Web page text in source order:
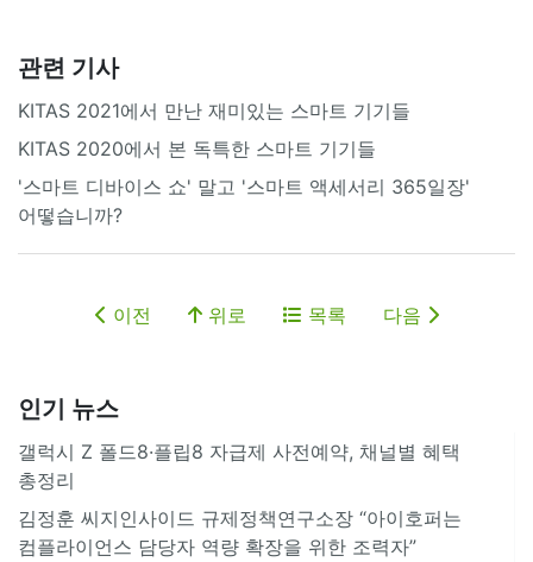
관련 기사
KITAS 2021에서 만난 재미있는 스마트 기기들
KITAS 2020에서 본 독특한 스마트 기기들
'스마트 디바이스 쇼' 말고 '스마트 액세서리 365일장'
어떻습니까?
이전 위로 목록 다음
인기 뉴스
갤럭시 Z 폴드8·플립8 자급제 사전예약, 채널별 혜택
총정리
김정훈 씨지인사이드 규제정책연구소장 “아이호퍼는
컴플라이언스 담당자 역량 확장을 위한 조력자”